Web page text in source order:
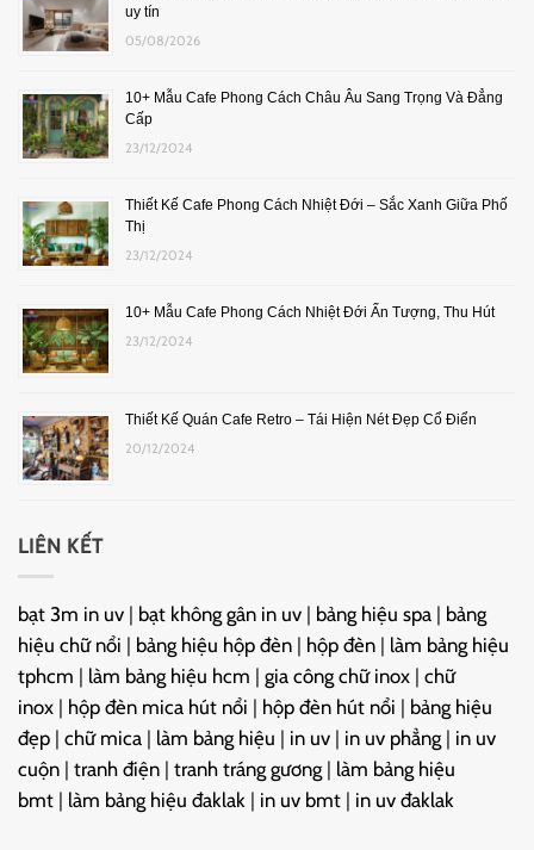
uy tín
05/08/2026
10+ Mẫu Cafe Phong Cách Châu Âu Sang Trọng Và Đẳng
Cấp
23/12/2024
Thiết Kế Cafe Phong Cách Nhiệt Đới – Sắc Xanh Giữa Phố
Thị
23/12/2024
10+ Mẫu Cafe Phong Cách Nhiệt Đới Ấn Tượng, Thu Hút
23/12/2024
Thiết Kế Quán Cafe Retro – Tái Hiện Nét Đẹp Cổ Điển
20/12/2024
LIÊN KẾT
bạt 3m in uv | bạt không gân in uv | bảng hiệu spa | bảng
hiệu chữ nổi | bảng hiệu hộp đèn | hộp đèn | làm bảng hiệu
tphcm | làm bảng hiệu hcm | gia công chữ inox | chữ
inox | hộp đèn mica hút nổi | hộp đèn hút nổi | bảng hiệu
đẹp | chữ mica | làm bảng hiệu | in uv | in uv phẳng | in uv
cuộn | tranh điện | tranh tráng gương | làm bảng hiệu
bmt | làm bảng hiệu đaklak | in uv bmt | in uv đaklak